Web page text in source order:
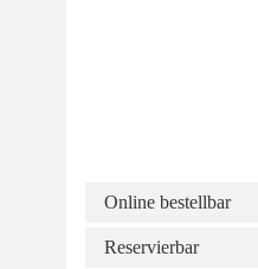
Online bestellbar
Reservierbar